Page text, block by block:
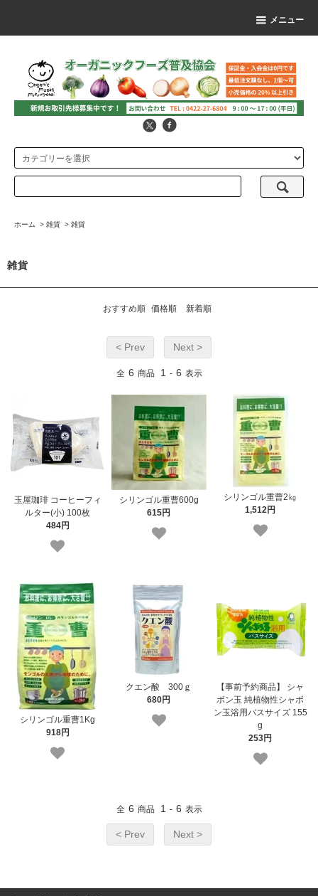
メニュー
ホーム > 雑貨 > 雑貨
雑貨
おすすめ順 価格順 新着順
< Prev Next >
全 6 商品 1 - 6 表示
玉屋珈琲 コーヒーフィ
ルター(小) 100枚
484円
シリンゴル重曹600g
615円
シリンゴル重曹2㎏
1,512円
シリンゴル重曹1Kg
918円
クエン酸 300ｇ
680円
【事前予約商品】 シャ
ボン玉 純植物性シャボ
ン玉浴用バスサイズ 155
g
253円
全 6 商品 1 - 6 表示
< Prev Next >